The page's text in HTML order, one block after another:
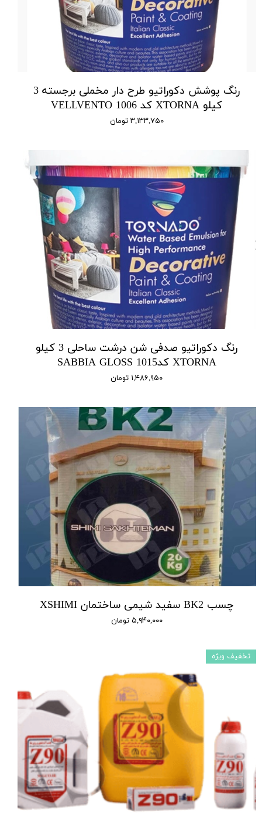
رنگ پوشش دکوراتیو طرح دار مخملی برجسته 3
کیلو XTORNA کد 1006 VELLVENTO
۳,۱۳۳,۷۵۰ تومان
رنگ دکوراتیو صدفی شن درشت ساحلی 3 کیلو
XTORNA کد1015 SABBIA GLOSS
۱,۴۸۶,۹۵۰ تومان
چسب BK2 سفید شیمی ساختمان XSHIMI
۵,۹۴۰,۰۰۰ تومان
تخفیف ویژه